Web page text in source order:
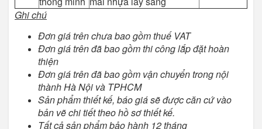
Ghi chú
Đơn giá trên chưa bao gồm thuế VAT
Đơn giá trên đã bao gồm thi công lắp đặt hoàn
thiện
Đơn giá trên đã bao gồm vận chuyển trong nội
thành Hà Nội và TPHCM
Sản phẩm thiết kế, báo giá sẽ được căn cứ vào
bản vẽ chi tiết theo hồ sơ thiết kế.
Tất cả sản phẩm bảo hành 12 tháng